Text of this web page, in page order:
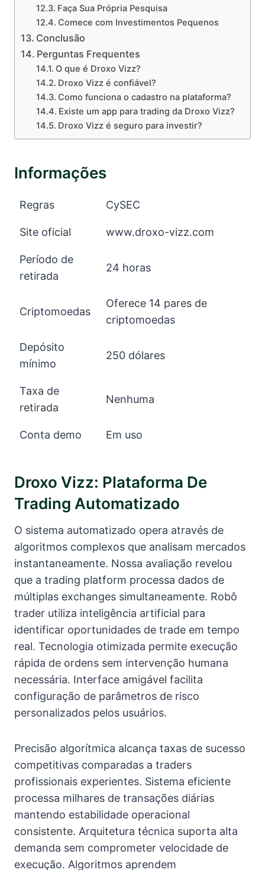
Faça Sua Própria Pesquisa
Comece com Investimentos Pequenos
Conclusão
Perguntas Frequentes
O que é Droxo Vizz?
Droxo Vizz é confiável?
Como funciona o cadastro na plataforma?
Existe um app para trading da Droxo Vizz?
Droxo Vizz é seguro para investir?
Informações
Regras CySEC
Site oficial www.droxo-vizz.com
Período de
retirada
24 horas
Criptomoedas
Oferece 14 pares de
criptomoedas
Depósito
mínimo
250 dólares
Taxa de
retirada
Nenhuma
Conta demo Em uso
Droxo Vizz: Plataforma De
Trading Automatizado
O sistema automatizado opera através de
algoritmos complexos que analisam mercados
instantaneamente. Nossa avaliação revelou
que a trading platform processa dados de
múltiplas exchanges simultaneamente. Robô
trader utiliza inteligência artificial para
identificar oportunidades de trade em tempo
real. Tecnologia otimizada permite execução
rápida de ordens sem intervenção humana
necessária. Interface amigável facilita
configuração de parâmetros de risco
personalizados pelos usuários.
Precisão algorítmica alcança taxas de sucesso
competitivas comparadas a traders
profissionais experientes. Sistema eficiente
processa milhares de transações diárias
mantendo estabilidade operacional
consistente. Arquitetura técnica suporta alta
demanda sem comprometer velocidade de
execução. Algoritmos aprendem